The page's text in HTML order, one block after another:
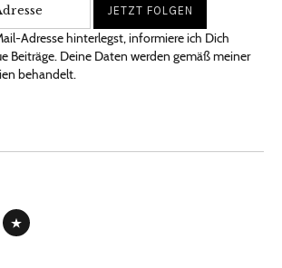
Adresse hinterlegst, informiere ich Dich
Beiträge. Deine Daten werden gemäß meiner
behandelt.